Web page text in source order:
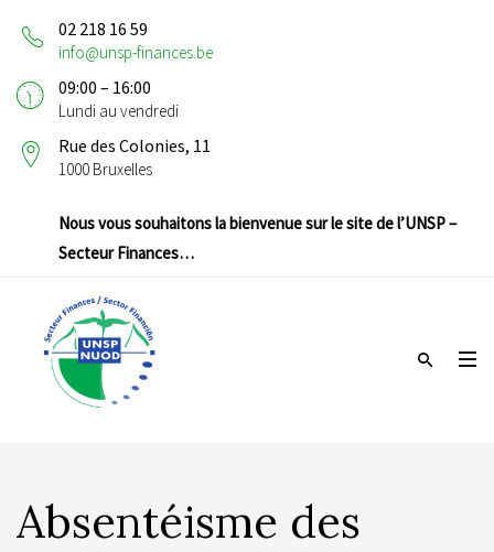
02 218 16 59
info@unsp-finances.be
09:00 – 16:00
Lundi au vendredi
Rue des Colonies, 11
1000 Bruxelles
Nous vous souhaitons la bienvenue sur le site de l’UNSP –
Secteur Finances…
Absentéisme des